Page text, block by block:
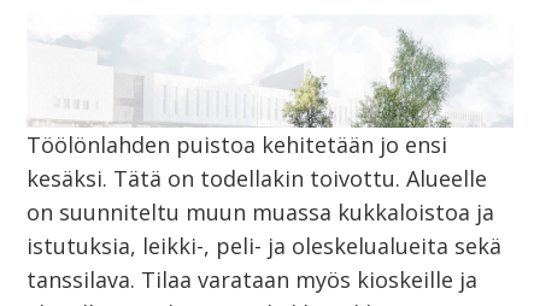
Töölönlahden puistoa kehitetään jo ensi
kesäksi. Tätä on todellakin toivottu. Alueelle
on suunniteltu muun muassa kukkaloistoa ja
istutuksia, leikki-, peli- ja oleskelualueita sekä
tanssilava. Tilaa varataan myös kioskeille ja